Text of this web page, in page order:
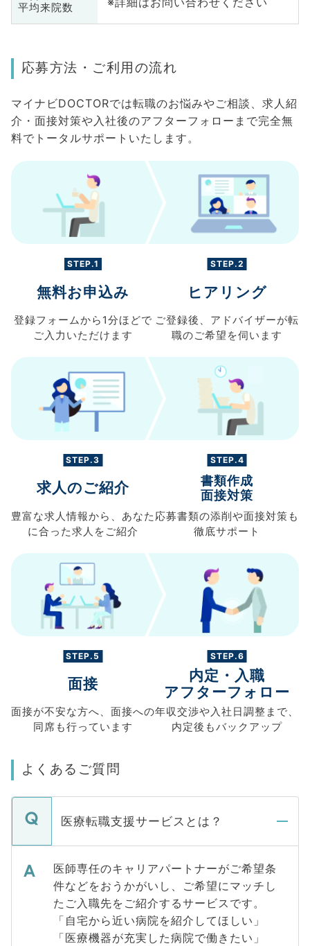
平均来院数
応募方法・ご利用の流れ
マイナビDOCTORでは転職のお悩みやご相談、求人紹
介・面接対策や入社後のアフターフォローまで完全無
料でトータルサポートいたします。
STEP.1
無料お申込み
登録フォームから 1分ほどで
ご入力 いただけます
STEP.2
ヒアリング
ご登録後、 アドバイザーが転
職のご希望を伺います
STEP.3
求人のご紹介
豊富な求人情報から、 あなた
に合った求人を ご紹介
STEP.4
書類作成
面接対策
応募書類の添削や面接対策も
徹底サポート
STEP.5
面接
面接が不安な方へ、 面接への
同席も行っています
STEP.6
内定・入職
アフターフォロー
年収交渉や入社日調整まで、
内定後もバックアップ
よくあるご質問
医療転職支援サービスとは？
医師専任のキャリアパートナーがご希望条
件などをおうかがいし、ご希望にマッチし
たご入職先をご紹介するサービスです。
「自宅から近い病院を紹介してほしい」
「医療機器が充実した病院で働きたい」